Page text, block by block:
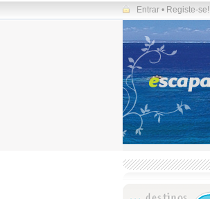
Entrar • Registe-se!